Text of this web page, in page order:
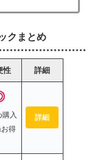
クまとめ
性 詳細
購入
得
詳細